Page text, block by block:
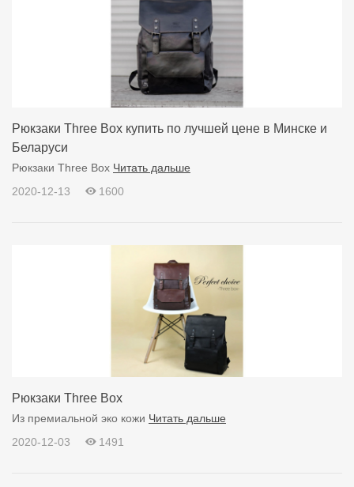
Рюкзаки Three Box купить по лучшей цене в Минске и
Беларуси
Рюкзаки Three Box Читать дальше
2020-12-13
1600
Рюкзаки Three Box
Из премиальной эко кожи Читать дальше
2020-12-03
1491